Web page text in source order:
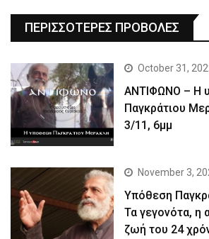
ΠΕΡΙΣΣΟΤΕΡΕΣ ΠΡΟΒΟΛΕΣ
October 31,
ΑΝΤΙΦΩΝΟ – Η
Παγκράτιου
3/11, 6μμ
November 3,
Yπόθεση
Τα γεγονότα, η
ζωή του 24